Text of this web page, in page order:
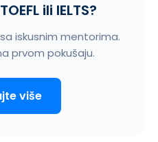
ili IELTS?
iskusnim mentorima.
prvom pokušaju.
više